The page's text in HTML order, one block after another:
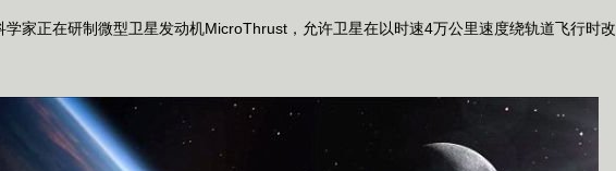
正在研制微型卫星发动机MicroThrust，允许卫星在以时速4万公里速度绕轨道飞行时改